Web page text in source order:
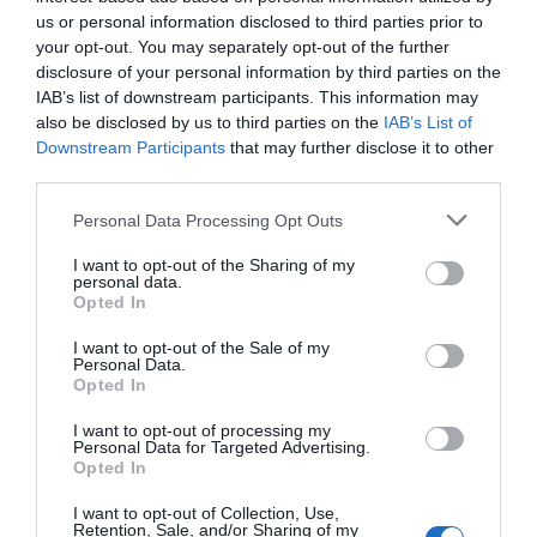
us or personal information disclosed to third parties prior to
your opt-out. You may separately opt-out of the further
disclosure of your personal information by third parties on the
IAB’s list of downstream participants. This information may
also be disclosed by us to third parties on the IAB’s List of
Downstream Participants that may further disclose it to other
Personal Data Processing Opt Outs
I want to opt-out of the Sharing of my
personal data.
Opted In
I want to opt-out of the Sale of my
Personal Data.
Opted In
I want to opt-out of processing my
Personal Data for Targeted Advertising.
Opted In
I want to opt-out of Collection, Use,
Retention, Sale, and/or Sharing of my
María Elena Serrano Tejeda como vocales del Consejo.
Cofares cerró 2019 con unos ingresos totales de 3.428
millones de euros, un 3,2% más respecto al año
anterior, lo que supone una cifra de negocio récord en
su historia. El beneficio antes de impuestos se
incrementó en un 26,2%, situándose en los 15,4
millones de euros.
Añadir El Farmacéuticocomo fuente preferida
de Google de forma gratuita
ACTIVAR AHORA
Eduardo Pastor Cofares